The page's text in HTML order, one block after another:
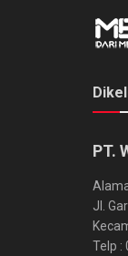
PT.
Jl.
Telp :